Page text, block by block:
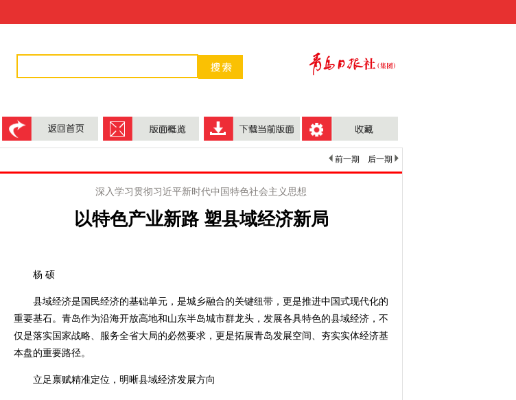
前一期 后一期
深入学习贯彻习近平新时代中国特色社会主义思想
以特色产业新路 塑县域经济新局
杨 硕
县域经济是国民经济的基础单元，是城乡融合的关键纽带，更是推进中国式现代化的
重要基石。青岛作为沿海开放高地和山东半岛城市群龙头，发展各具特色的县域经济，不
仅是落实国家战略、服务全省大局的必然要求，更是拓展青岛发展空间、夯实实体经济基
本盘的重要路径。
立足禀赋精准定位，明晰县域经济发展方向